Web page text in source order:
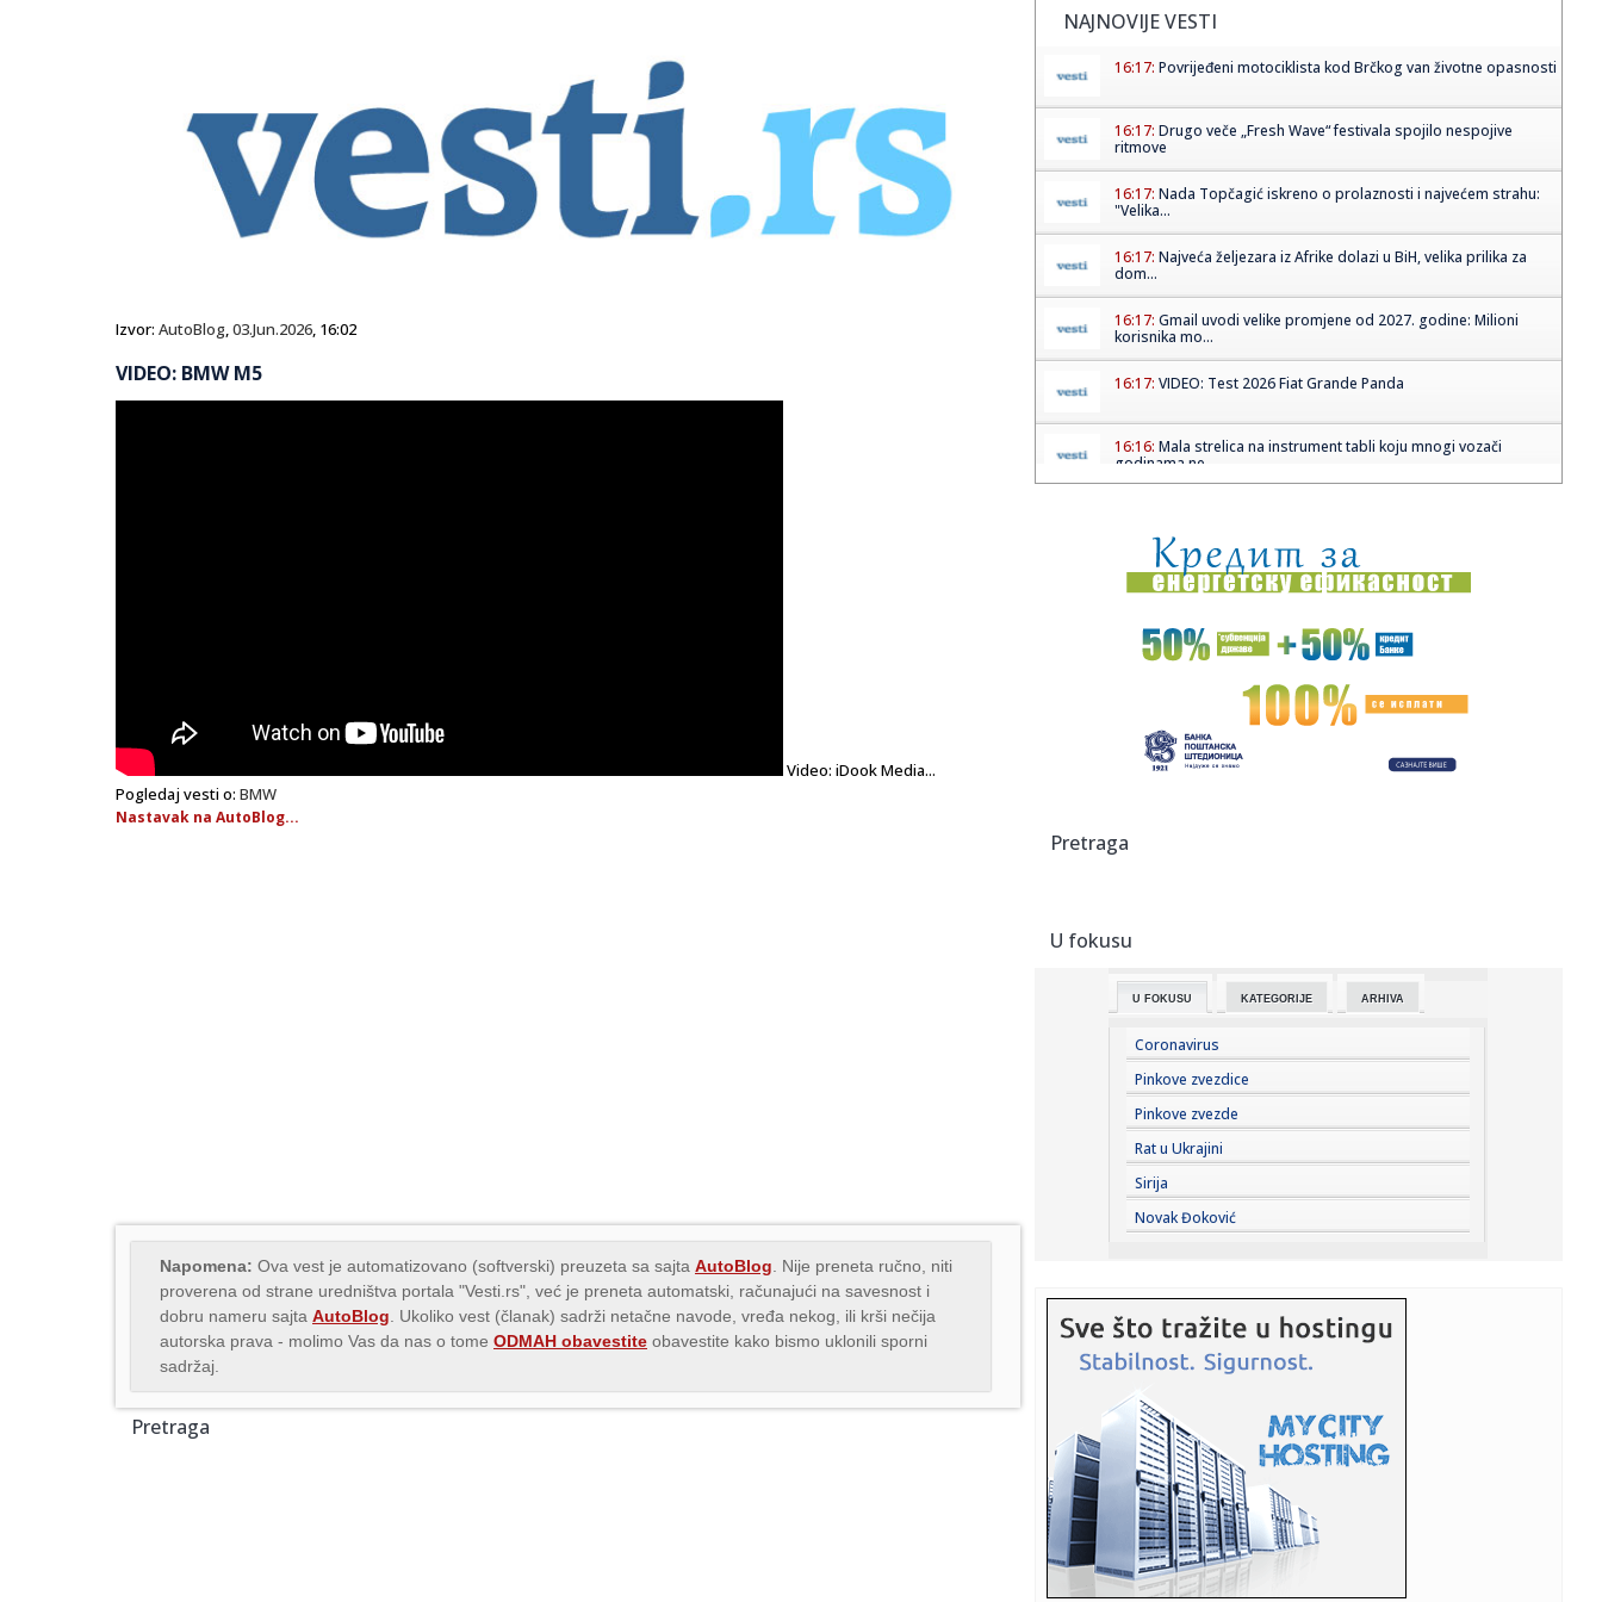
Izvor: AutoBlog,03.Jun.2026, 16:02
VIDEO: BMW M5
Video: iDook Media...
Pogledaj vesti o: BMW
Nastavak na AutoBlog...
Napomena: Ova vest je automatizovano (softverski) preuzeta sa sajta AutoBlog . Nije preneta ručno, niti
proverena od strane uredništva portala "Vesti.rs", već je preneta automatski, računajući na savesnost i
dobru nameru sajta AutoBlog . Ukoliko vest (članak) sadrži netačne navode, vređa nekog, ili krši nečija
autorska prava - molimo Vas da nas o tome ODMAH obavestite obavestite kako bismo uklonili sporni
sadržaj.
Pretraga
NAJNOVIJE VESTI
16:17: Povrijeđeni motociklista kod Brčkog van životne opasnosti
16:17: Drugo veče „Fresh Wave“ festivala spojilo nespojive
ritmove
16:17: Nada Topčagić iskreno o prolaznosti i najvećem strahu:
"Velika...
16:17: Najveća željezara iz Afrike dolazi u BiH, velika prilika za
dom...
16:17: Gmail uvodi velike promjene od 2027. godine: Milioni
korisnika mo...
16:17: VIDEO: Test 2026 Fiat Grande Panda
16:16: Mala strelica na instrument tabli koju mnogi vozači
godinama ne ...
16:12:Turska ograničava pomorski saobraćaj ka Crnom moru
16:12:U Mađarskoj oboren rekord najviše minimalne
temperature
Mediji: Blokaderi "otpisali" i Bodirogu – čitav spisak
16:10:PARTIZAN GA JE ŽELEO, ALI JE ON IZABRAO DRUGI PUT:
16:05:
16:06:
Uznemirujući prizor: Pronađene kosti na isušenom dnu
16:06:Duge kolone na pojedim graničnim prelazima
16:03:Evropski odgovor na Starlink: Stiže IRIS² satelitski internet
16:02:Ne krećite na put dok ovo ne proverite: Zbog nekoliko
hiljada di...
16:00: Kaucija za limenke stiže u Srbiju? Novi model povraćaja
mogao b...
15:57:
odgledati u j...
15:55:"Peković radi seriju od 25 zgibova, nisam smeo da mu
priđem" VI...
15:52:Градоначелник Мићин најавио нове ...
15:52:Otkriveno je: Zbog ovoga su blokaderi "precrtali" Gagija
Pretraga
U fokusu
U FOKUSU KATEGORIJE ARHIVA
Coronavirus
Pinkove zvezdice
Pinkove zvezde
Rat u Ukrajini
Sirija
Novak Đoković